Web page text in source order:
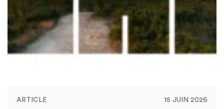
ARTICLE 15 JUIN 2026